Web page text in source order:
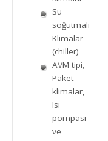
Su
soğutmalı
Klimalar
(chiller)
AVM tipi,
Paket
klimalar,
Isı
pompası
ve